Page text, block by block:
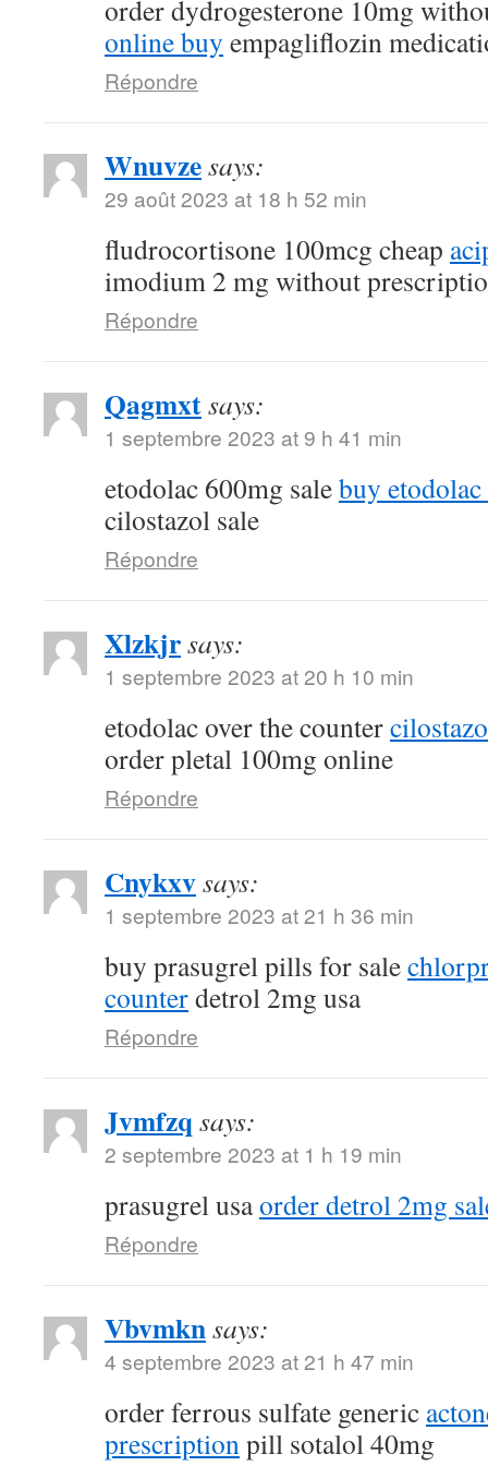
order dydrogesterone 10mg
online buy empagliflozin
Répondre
Wnuvzesays:
29 août 2023 at 18 h 52 min
fludrocortisone 100mcg cheap
imodium 2 mg without
Répondre
Qagmxtsays:
1 septembre 2023 at 9 h 41 min
etodolac 600mg salebuy
cilostazol sale
Répondre
Xlzkjrsays:
1 septembre 2023 at 20 h 10 min
etodolac over the counter
order pletal 100mg online
Répondre
Cnykxvsays:
1 septembre 2023 at 21 h 36 min
buy prasugrel pills for sale
counterdetrol 2mg usa
Répondre
Jvmfzq says:
2 septembre 2023 at 1 h 19 min
prasugrel usaorder detrol 2mg
Répondre
Vbvmknsays:
4 septembre 2023 at 21 h 47 min
order ferrous sulfate generic
prescriptionpill sotalol 40mg